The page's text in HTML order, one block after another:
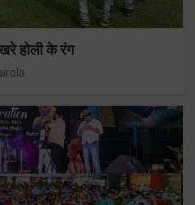
होली के रंग